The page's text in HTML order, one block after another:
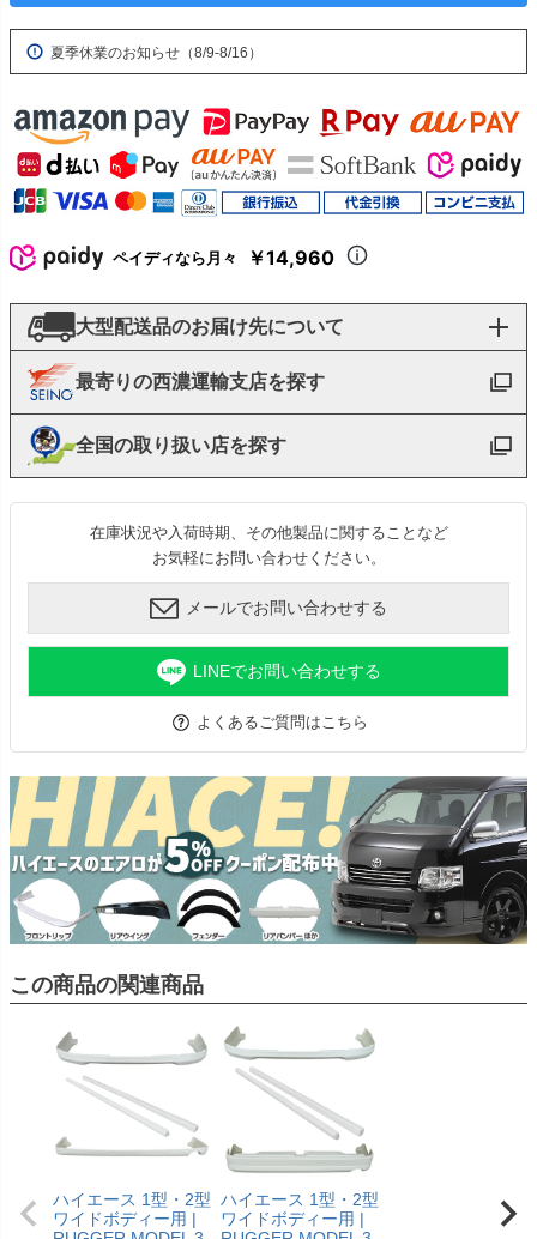
夏季休業のお知らせ（8/9-8/16）
ペイディなら月々 ￥14,960
大型配送品のお届け先について
最寄りの西濃運輸支店を探す
全国の取り扱い店を探す
在庫状況や入荷時期、その他製品に関することなど
お気軽にお問い合わせください。
メールでお問い合わせする
LINEでお問い合わせする
よくあるご質問はこちら
この商品の関連商品
ハイエース 1型・2型
ワイドボディー用 |
ハイエース 1型・2型
ワイドボディー用 |